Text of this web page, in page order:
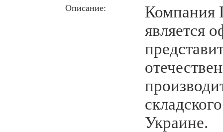
Описание:
является
Украине.